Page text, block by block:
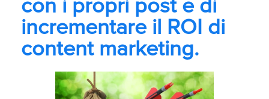
con i propri post e di
incrementare il ROI di
content marketing.